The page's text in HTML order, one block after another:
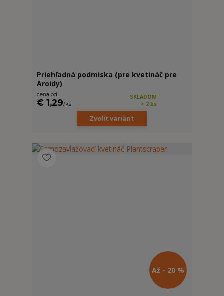
Priehľadná podmiska (pre kvetináč pre
Aroidy)
cena od
€ 1,29/ks
SKLADOM
> 2 ks
Zvoliť variant
Až - 20 %